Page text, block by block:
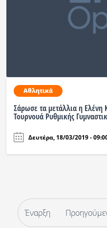
Αθλητικά
Σάρωσε τα μετάλλια η Ελένη
Τουρνουά Ρυθμικής
Δευτέρα, 18/03/2019 -
Έναρξη